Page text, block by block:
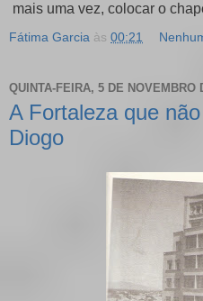
mais uma vez, colocar o
Fátima Garcia às 00:21
QUINTA-FEIRA, 5 DE NOVEMBRO
A Fortaleza que
Diogo